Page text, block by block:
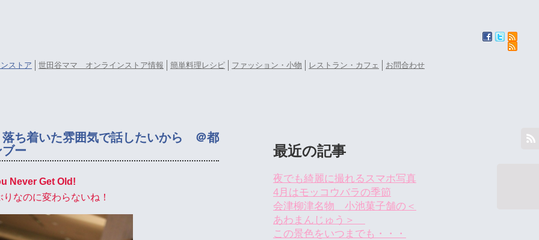
ストア 世田谷ママ オンラインストア情報 簡単料理レシピ ファッション・小物 レストラン・カフェ お問合わせ
落ち着いた雰囲気で話したいから ＠都
ー
Never Get Old!
なのに変わらないね！
最近の記事
夜でも綺麗に撮れるスマホ写真
4月はモッコウバラの季節
会津柳津名物 小池菓子舗の＜
あわまんじゅう＞
この景色をいつまでも・・・